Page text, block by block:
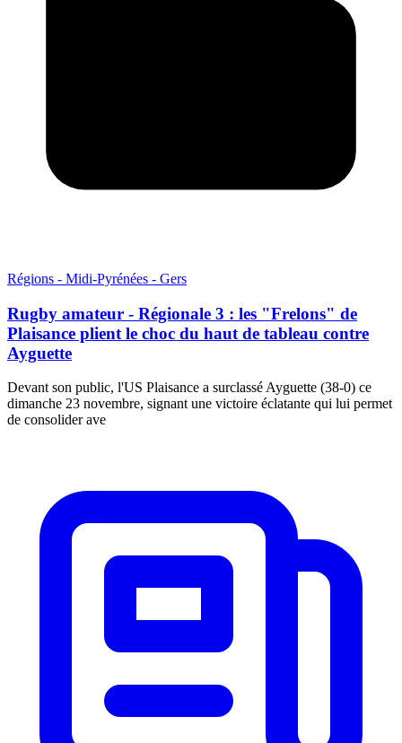
Régions - Midi-Pyrénées - Gers
Rugby amateur - Régionale 3 : les "Frelons" de
Plaisance plient le choc du haut de tableau contre
Ayguette
Devant son public, l'US Plaisance a surclassé Ayguette (38-0) ce
dimanche 23 novembre, signant une victoire éclatante qui lui permet
de consolider ave